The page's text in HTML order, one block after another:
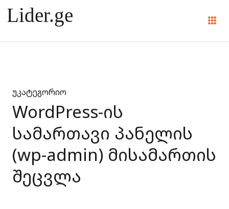
უკატეგორიო
WordPress-ის
სამართავი პანელის
(wp-admin) მისამართის
შეცვლა